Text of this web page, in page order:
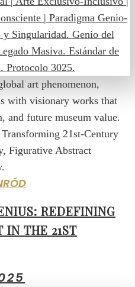
art phenomenon,
with visionary works that
and future museum value.
21st-Century
Figurative Abstract
REDEFINING
IN THE 21ST